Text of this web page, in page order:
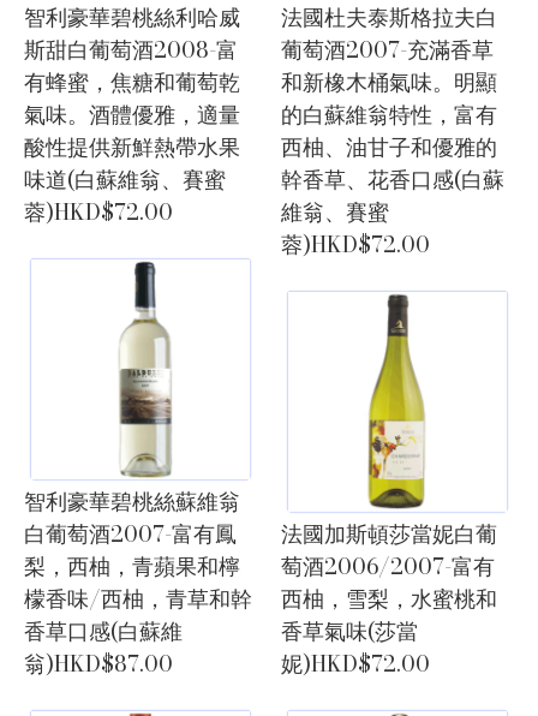
智利豪華碧桃絲利哈威
斯甜白葡萄酒2008-富
有蜂蜜，焦糖和葡萄乾
氣味。酒體優雅，適量
酸性提供新鮮熱帶水果
味道(白蘇維翁、賽蜜
蓉)HKD$72.00
智利豪華碧桃絲蘇維翁
白葡萄酒2007-富有鳳
梨，西柚，青蘋果和檸
檬香味/西柚，青草和幹
香草口感(白蘇維
翁)HKD$87.00
法國杜夫泰斯格拉夫白
葡萄酒2007-充滿香草
和新橡木桶氣味。明顯
的白蘇維翁特性，富有
西柚、油甘子和優雅的
幹香草、花香口感(白蘇
維翁、賽蜜
蓉)HKD$72.00
法國加斯頓莎當妮白葡
萄酒2006/2007-富有
西柚，雪梨，水蜜桃和
香草氣味(莎當
妮)HKD$72.00